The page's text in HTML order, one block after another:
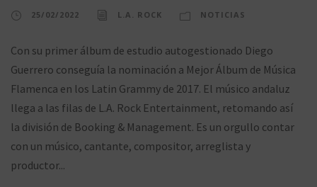
25/02/2022 L.A. ROCK NOTICIAS
Con su primer álbum de estudio autogestionado Diego
Guerrero conseguía la nominación a Mejor Álbum de Música
Flamenca en los Latin Grammy de 2017. El músico andaluz
llega a las filas de L.A. Rock Entertainment, retomando así
la división de Booking & Management. Es un orgullo contar
con un músico, cantante, compositor, arreglista y
productor...